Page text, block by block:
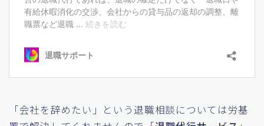
「会社を辞めたい」という退職相談については労基